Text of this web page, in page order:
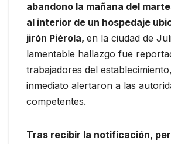
abandono la mañana del
al interior de un hospedaje
jirón Piérola, en la ciudad de
lamentable hallazgo fue
trabajadores del
inmediato alertaron a las
competentes.
Tras recibir la notificación,